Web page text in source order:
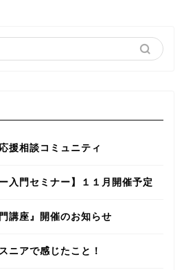
援相談コミュニティ
入門セミナー】１１月開催予定
講座』開催のお知らせ
ニアで感じたこと！